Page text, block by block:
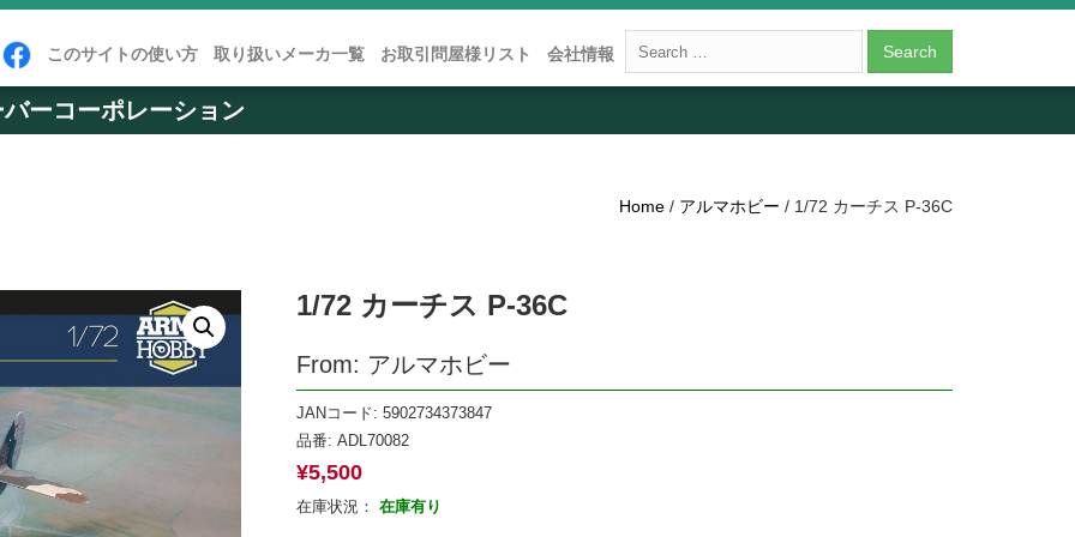
ーコーポレーション
このサイトの使い方 取り扱いメーカ一覧 お取引問屋様リスト 会社情報
Home / アルマホビー / 1/72 カーチス P-36C
1/72 カーチス P-36C
From: アルマホビー
JANコード: 5902734373847
品番: ADL70082
¥5,500
在庫状況： 在庫有り